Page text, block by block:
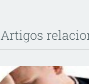
Artigos